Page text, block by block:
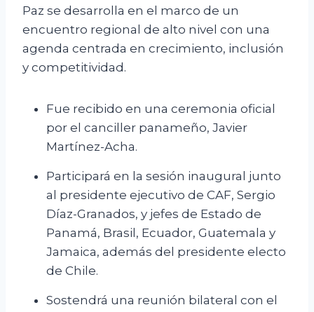
Paz se desarrolla en el marco de un
encuentro regional de alto nivel con una
agenda centrada en crecimiento, inclusión
y competitividad.
Fue recibido en una ceremonia oficial
por el canciller panameño, Javier
Martínez-Acha.
Participará en la sesión inaugural junto
al presidente ejecutivo de CAF, Sergio
Díaz-Granados, y jefes de Estado de
Panamá, Brasil, Ecuador, Guatemala y
Jamaica, además del presidente electo
de Chile.
Sostendrá una reunión bilateral con el